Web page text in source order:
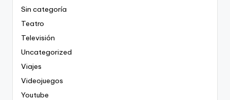
Sin categoría
Teatro
Televisión
Uncategorized
Viajes
Videojuegos
Youtube